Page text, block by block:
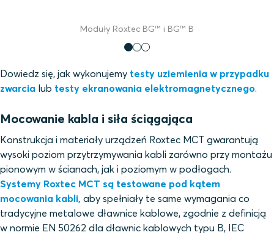
Moduły Roxtec BG™ i BG™ B
Dowiedz się, jak wykonujemy testy uziemienia w przypadku
zwarcia lub testy ekranowania elektromagnetycznego.
Mocowanie kabla i siła ściągająca
Konstrukcja i materiały urządzeń Roxtec MCT gwarantują
wysoki poziom przytrzymywania kabli zarówno przy montażu
pionowym w ścianach, jak i poziomym w podłogach.
Systemy Roxtec MCT są testowane pod kątem
mocowania kabli, aby spełniały te same wymagania co
tradycyjne metalowe dławnice kablowe, zgodnie z definicją
w normie EN 50262 dla dławnic kablowych typu B, IEC